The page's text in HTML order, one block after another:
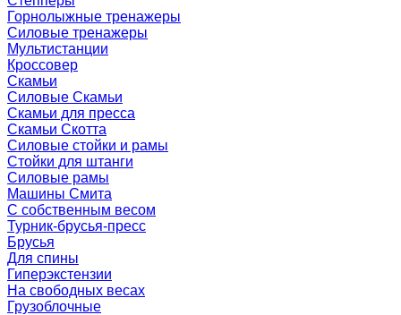
Горнолыжные тренажеры
Силовые тренажеры
Мультистанции
Кроссовер
Скамьи
Силовые Скамьи
Скамьи для пресса
Скамьи Скотта
Силовые стойки и рамы
Стойки для штанги
Силовые рамы
Машины Смита
C собственным весом
Турник-брусья-пресс
Брусья
Для спины
Гиперэкстензии
На свободных весах
Грузоблочные